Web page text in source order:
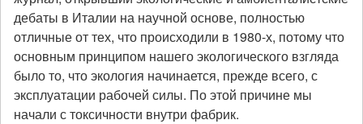
дебаты в Италии на научной основе, полностью
отличные от тех, что происходили в 1980-х, потому что
основным принципом нашего экологического взгляда
было то, что экология начинается, прежде всего, с
эксплуатации рабочей силы. По этой причине мы
начали с токсичности внутри фабрик.